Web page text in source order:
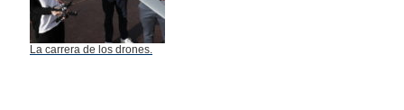
La carrera de los drones.